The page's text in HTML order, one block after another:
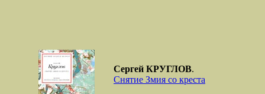
Сергей КРУГЛОВ.
Снятие Змия со креста